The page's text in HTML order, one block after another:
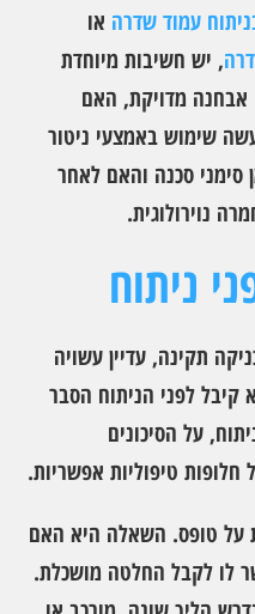
עמוד שדרה או
, יש חשיבות מיוחדת
אבחנה מדויקת, האם
שימוש באמצעי ניטור
סכנה והאם לאחר
נוירולוגית.
ניתוח
תקינה, עדיין עשויה
לפני הניתוח הסבר
על הסיכונים
חלופות טיפוליות אפשריות.
על טופס. השאלה היא האם
לו לקבל החלטה מושכלת.